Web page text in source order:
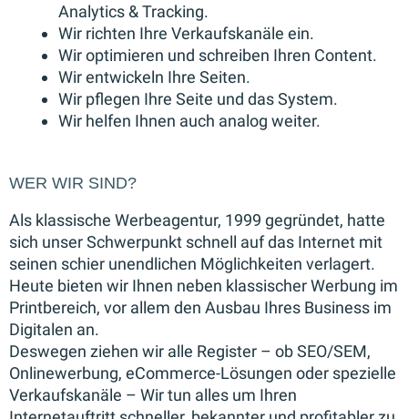
Analytics & Tracking.
Wir richten Ihre Verkaufskanäle ein.
Wir optimieren und schreiben Ihren Content.
Wir entwickeln Ihre Seiten.
Wir pflegen Ihre Seite und das System.
Wir helfen Ihnen auch analog weiter.
WER WIR SIND?
Als klassische Werbeagentur, 1999 gegründet, hatte
sich unser Schwerpunkt schnell auf das Internet mit
seinen schier unendlichen Möglichkeiten verlagert.
Heute bieten wir Ihnen neben klassischer Werbung im
Printbereich, vor allem den Ausbau Ihres Business im
Digitalen an.
Deswegen ziehen wir alle Register – ob SEO/SEM,
Onlinewerbung, eCommerce-Lösungen oder spezielle
Verkaufskanäle – Wir tun alles um Ihren